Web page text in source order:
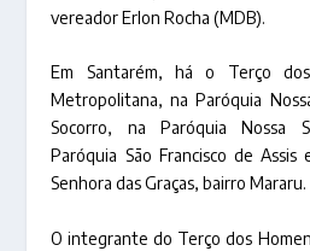
vereador Erlon Rocha (MDB).
Em Santarém, há o Terço
Metropolitana, na Paróquia
Socorro, na Paróquia Nossa
Paróquia São Francisco de Assis
Senhora das Graças, bairro Mararu.
O integrante do Terço dos